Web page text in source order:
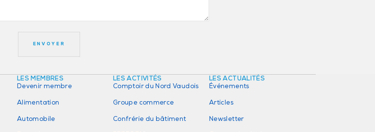
LES MEMBRES
Devenir membre
Alimentation
Automobile
LES ACTIVITÉS
Comptoir du Nord Vaudois
Groupe commerce
Confrérie du bâtiment
LES ACTUALITÉS
Événements
Articles
Newsletter